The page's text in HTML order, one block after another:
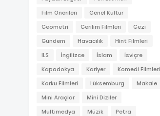
Film Önerileri
Genel Kültür
Geometri
Gerilim Filmleri
Gezi
Gündem
Havacılık
Hint Filmleri
ILS
İngilizce İslam
İsviçre
Kapadokya
Kariyer
Komedi Filmleri
Korku Filmleri
Lüksemburg
Makale
Mini Araçlar
Mini Diziler
Multimedya
Müzik
Petra